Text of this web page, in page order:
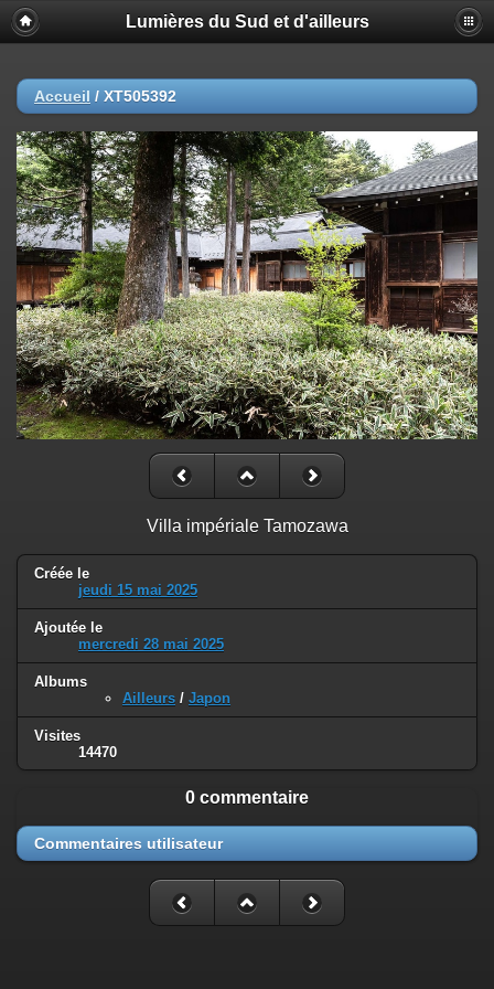
Lumières du Sud et d'ailleurs
Accueil / XT505392
Villa impériale Tamozawa
Créée le
jeudi 15 mai 2025
Ajoutée le
mercredi 28 mai 2025
Albums
Ailleurs / Japon
Visites
14470
0 commentaire
Commentaires utilisateur